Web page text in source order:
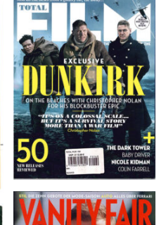
TOTAL FILM #260 –
SUMMER 2017